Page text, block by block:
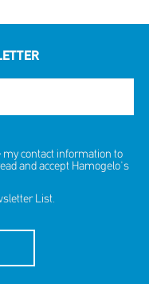
my contact information to
and accept Hamogelo's
List.